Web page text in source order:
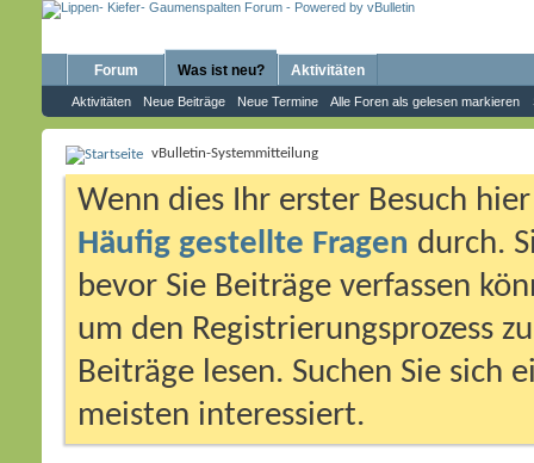
Forum Was ist neu?
Aktivitäten Neue Beiträge Neue Termine Alle Foren als gelesen markieren
Aktivitäten
vBulletin-Systemmitteilung
Wenn dies Ihr erster Besuch
Häufig gestellte Fragen durch.
bevor Sie Beiträge verfassen
um den Registrierungsprozess
Beiträge lesen. Suchen Sie sich
meisten interessiert.